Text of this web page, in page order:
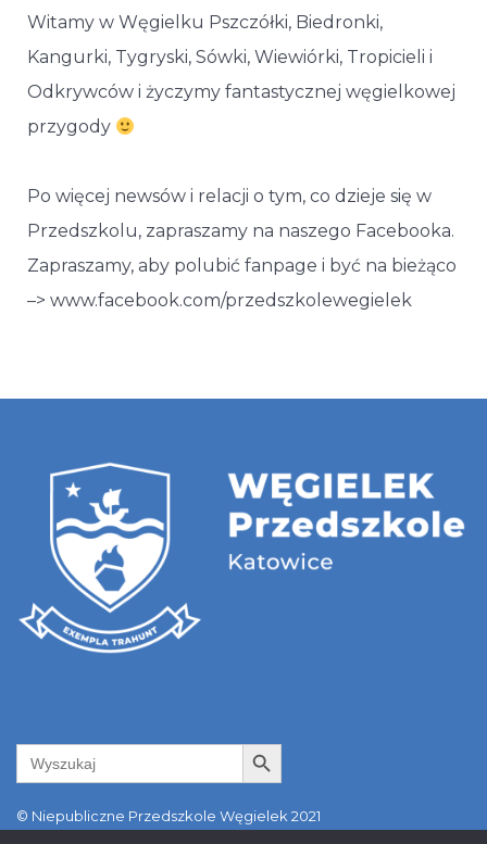
Witamy w Węgielku Pszczółki, Biedronki,
Kangurki, Tygryski, Sówki, Wiewiórki, Tropicieli i
Odkrywców i życzymy fantastycznej węgielkowej
przygody
Po więcej newsów i relacji o tym, co dzieje się w
Przedszkolu, zapraszamy na naszego Facebooka.
Zapraszamy, aby polubić fanpage i być na bieżąco
–> www.facebook.com/przedszkolewegielek
Search
for:
Search Button
© Niepubliczne Przedszkole Węgielek 2021